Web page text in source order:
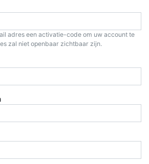
adres een activatie-code om uw account te
zal niet openbaar zichtbaar zijn.